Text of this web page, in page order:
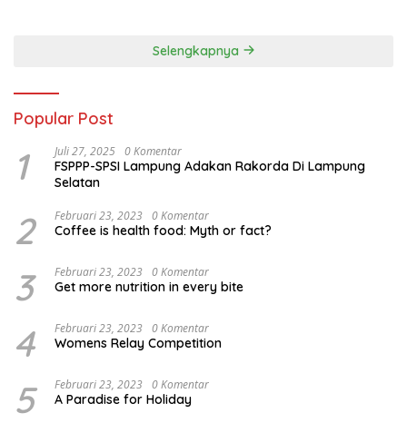
Selengkapnya
Popular Post
1 Juli 27, 2025 0 Komentar
FSPPP-SPSI Lampung Adakan Rakorda Di Lampung
Selatan
2 Februari 23, 2023 0 Komentar
Coffee is health food: Myth or fact?
3 Februari 23, 2023 0 Komentar
Get more nutrition in every bite
4 Februari 23, 2023 0 Komentar
Womens Relay Competition
5 Februari 23, 2023 0 Komentar
A Paradise for Holiday